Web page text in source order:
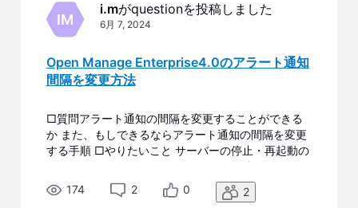
る。
IM
i.mがquestionを投稿しました
6月 7, 2024
Open Manage Enterprise4.0のアラート通知
間隔を変更方法
□質問アラート通知の間隔を変更することができる
か また、もしできるならアラート通知の間隔を変更
する手順 □やりたいこと サーバーの停止・再起動の
アラートをできるだけリアルタイムで確認したい。
□現状 am8:00に停止し、am8:03に再起動したサー
バーの 停止アラート(Message ID CDEV6131）は
174 2 0 2